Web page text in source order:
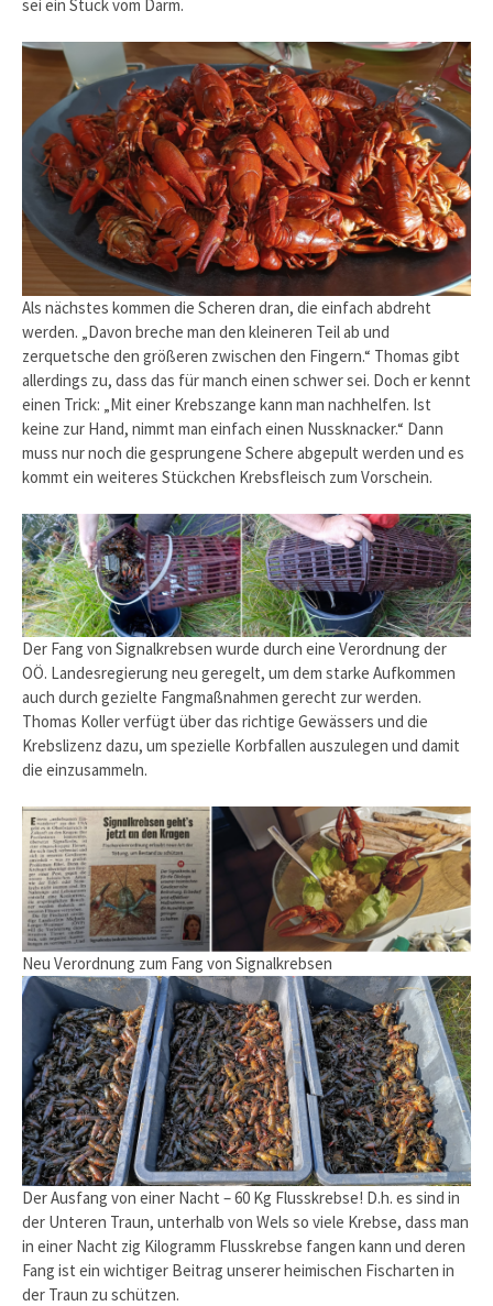
sei ein Stück vom Darm.
Als nächstes kommen die Scheren dran, die einfach abdreht
werden. „Davon breche man den kleineren Teil ab und
zerquetsche den größeren zwischen den Fingern.“ Thomas gibt
allerdings zu, dass das für manch einen schwer sei. Doch er kennt
einen Trick: „Mit einer Krebszange kann man nachhelfen. Ist
keine zur Hand, nimmt man einfach einen Nussknacker.“ Dann
muss nur noch die gesprungene Schere abgepult werden und es
kommt ein weiteres Stückchen Krebsfleisch zum Vorschein.
Der Fang von Signalkrebsen wurde durch eine Verordnung der
OÖ. Landesregierung neu geregelt, um dem starke Aufkommen
auch durch gezielte Fangmaßnahmen gerecht zur werden.
Thomas Koller verfügt über das richtige Gewässers und die
Krebslizenz dazu, um spezielle Korbfallen auszulegen und damit
die einzusammeln.
Neu Verordnung zum Fang von Signalkrebsen
Der Ausfang von einer Nacht – 60 Kg Flusskrebse! D.h. es sind in
der Unteren Traun, unterhalb von Wels so viele Krebse, dass man
in einer Nacht zig Kilogramm Flusskrebse fangen kann und deren
Fang ist ein wichtiger Beitrag unserer heimischen Fischarten in
der Traun zu schützen.